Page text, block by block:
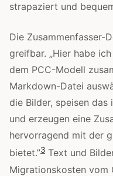
strapaziert und
Die Zusammenfasser-
greifbar. „Hier habe
dem PCC-Modell
Markdown-Datei
die Bilder, speisen das
und erzeugen eine
hervorragend mit der
bietet.”3 Text und
Migrationskosten vom